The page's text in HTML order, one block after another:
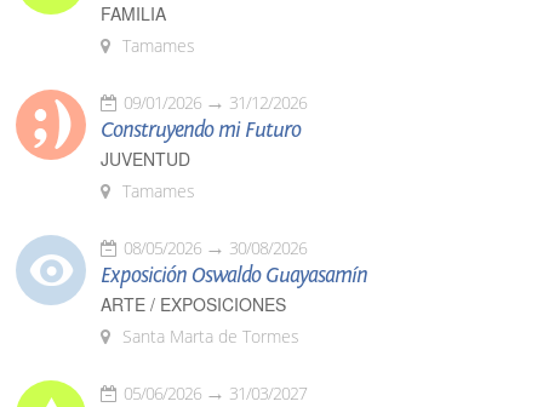
FAMILIA
Tamames
09/01/2026 31/12/2026
Construyendo mi Futuro
JUVENTUD
Tamames
08/05/2026 30/08/2026
Exposición Oswaldo Guayasamín
ARTE / EXPOSICIONES
Santa Marta de Tormes
05/06/2026 31/03/2027